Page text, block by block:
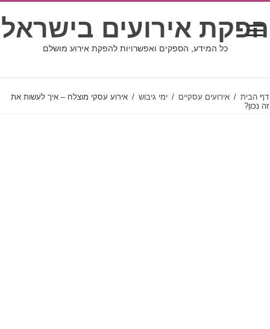
הפקת אירועים בישראל
כל המידע, הספקים ואפשרויות להפקת אירוע מושלם
דף הבית / אירועים עסקיים / ימי גיבוש / אירוע עסקי מוצלח – איך לעשות את
זה נכון?